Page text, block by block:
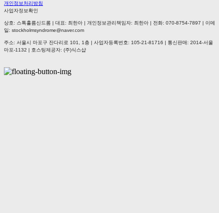
개인정보처리방침
사업자정보확인
상호: 스톡홀름신드롬 | 대표: 최한아 | 개인정보관리책임자: 최한아 | 전화: 070-8754-7897 | 이메
일: stockholmsyndrome@naver.com
주소: 서울시 마포구 잔다리로 101, 1층 | 사업자등록번호: 105-21-81716 | 통신판매: 2014-서울
마포-1132 | 호스팅제공자: (주)식스샵